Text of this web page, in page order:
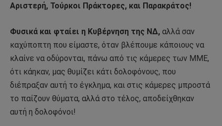
Αριστερή, Τούρκοι Πράκτορες, και Παρακράτος!
Φυσικά και φταίει η Κυβέρνηση της ΝΔ, αλλά σαν
καχύποπτη που είμαστε, όταν βλέπουμε κάποιους να
κλαίνε να οδύρονται, πάνω από τις κάμερες των ΜΜΕ,
ότι κάηκαν, μας θυμίζει κάτι δολοφόνους, που
διέπραξαν αυτή το έγκλημα, και στις κάμερες μπροστά
το παίζουν θύματα, αλλά στο τέλος, αποδείχθηκαν
αυτή η δολοφόνοι!